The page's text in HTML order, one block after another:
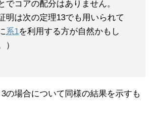
でコアの配分はありません。
明は次の定理13でも用いられて
系1を利用する方が自然かもし
）
3の場合について同様の結果を示すも